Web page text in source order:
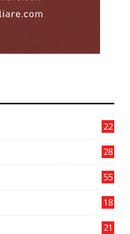
22
28
55
18
21